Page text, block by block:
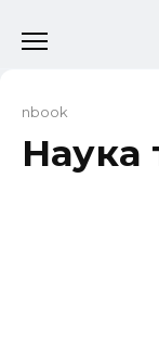
до
nbook
Наука